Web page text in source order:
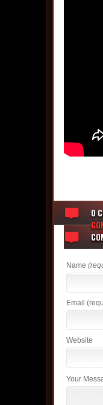
0
Name
Email
Website
Your